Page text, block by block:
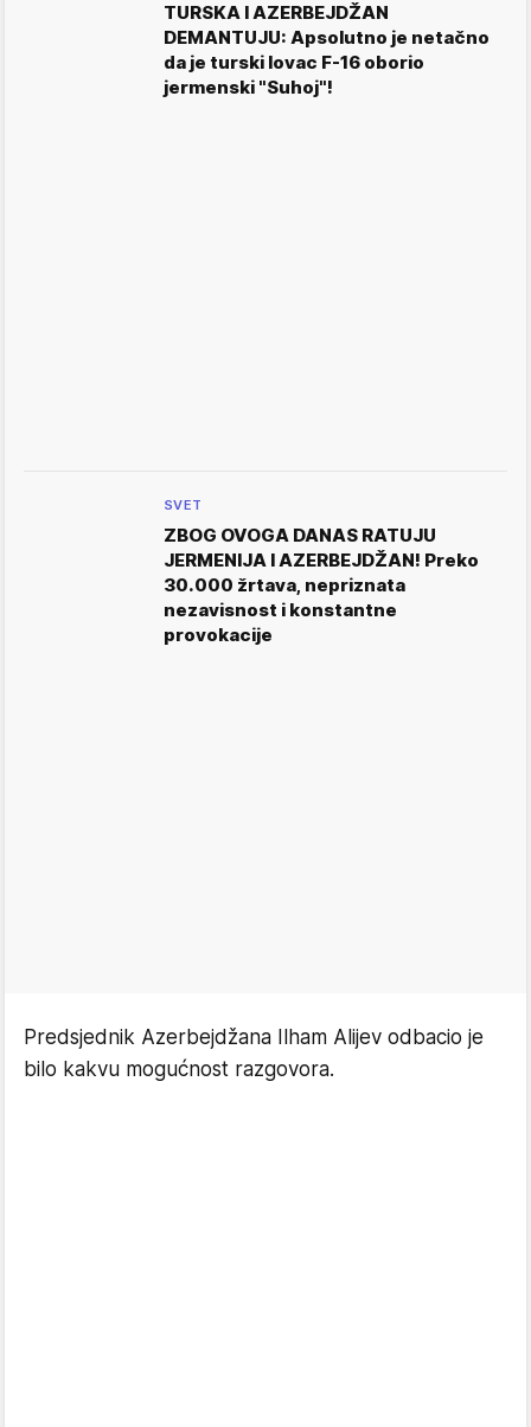
TURSKA I AZERBEJDŽAN
DEMANTUJU: Apsolutno je netačno
da je turski lovac F-16 oborio
jermenski "Suhoj"!
SVET
ZBOG OVOGA DANAS RATUJU
JERMENIJA I AZERBEJDŽAN! Preko
30.000 žrtava, nepriznata
nezavisnost i konstantne
provokacije
Predsjednik Azerbejdžana Ilham Alijev odbacio je
bilo kakvu mogućnost razgovora.